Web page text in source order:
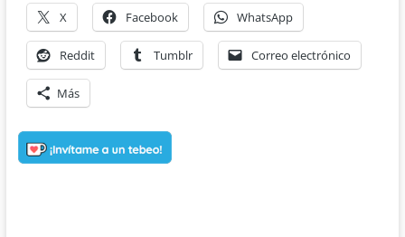
X Facebook WhatsApp
Reddit Tumblr Correo electrónico
Más